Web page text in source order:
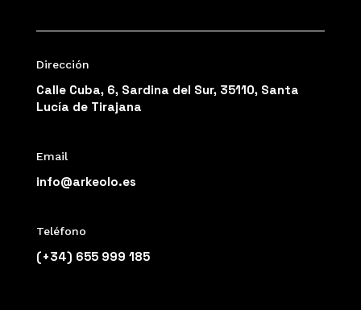
Dirección
Calle Cuba, 6, Sardina del Sur, 35110, Santa
Lucía de Tirajana
Email
info@arkeolo.es
Teléfono
(+34) 655 999 185